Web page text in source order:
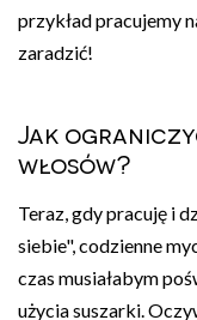
przykład pracujemy
zaradzić!
Jak
włosów?
Teraz, gdy pracuję i
siebie", codzienne
czas musiałabym
użycia suszarki.